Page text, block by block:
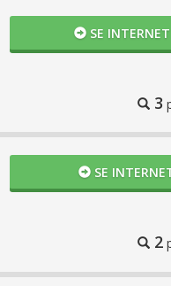
de ikke. Jeg tager
betydeligt lettere at
SE INTERNET
3
SE
2